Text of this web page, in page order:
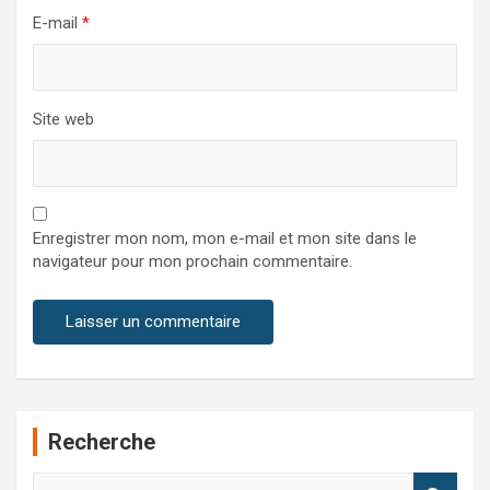
E-mail *
Site web
Enregistrer mon nom, mon e-mail et mon site dans le
navigateur pour mon prochain commentaire.
Recherche